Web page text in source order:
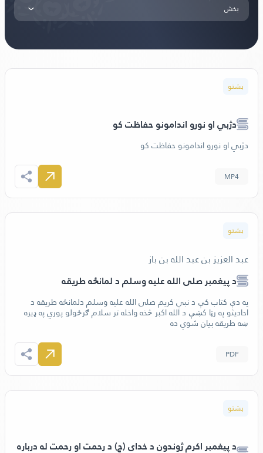
بخش
بشتو
دژبي او نورو اندامونو حفاظت کو
دژبي او نورو اندامونو حفاظت کو
MP4
بشتو
عبد العزيز بن عبد الله بن باز
د پيغمبر صلى الله عليه وسلم د لمانځه طريقه
‬ښه‭ ‬طريقه‭ ‬بيان‭ ‬شوي‭ ‬ده
PDF
بشتو
د پیغمبر اکرم ژوندون د خدای (ج) د رحمت او رحمت له درباره